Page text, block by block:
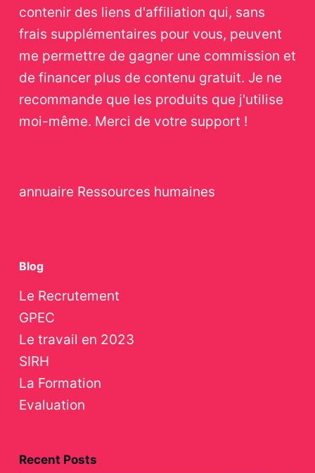
contenir des liens d'affiliation qui, sans
frais supplémentaires pour vous, peuvent
me permettre de gagner une commission et
de financer plus de contenu gratuit. Je ne
recommande que les produits que j'utilise
moi-même. Merci de votre support !
annuaire Ressources humaines
Blog
Le Recrutement
GPEC
Le travail en 2023
SIRH
La Formation
Evaluation
Recent Posts